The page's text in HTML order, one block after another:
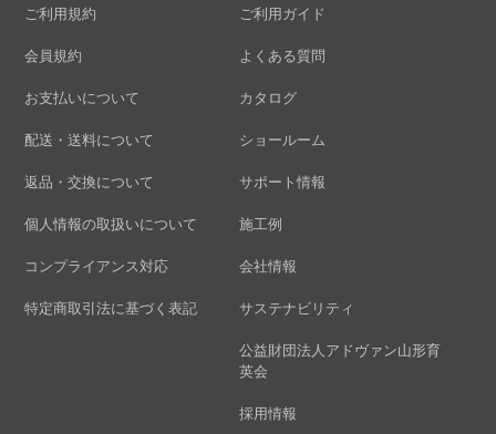
ご利用規約
会員規約
お支払いについて
配送・送料について
返品・交換について
個人情報の取扱いについて
コンプライアンス対応
特定商取引法に基づく表記
ご利用ガイド
よくある質問
カタログ
ショールーム
サポート情報
施工例
会社情報
サステナビリティ
公益財団法人アドヴァン山形育
英会
採用情報